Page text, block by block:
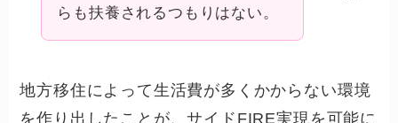
らも扶養されるつもりはない。
地方移住によって生活費が多くかからない環境
を作り出したことが、サイドFIRE実現を可能に